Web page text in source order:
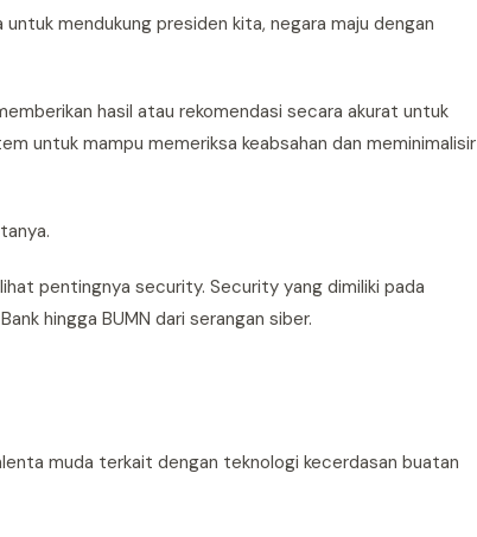
mendukung presiden kita, negara maju dengan
hasil atau rekomendasi secara akurat untuk
untuk mampu memeriksa keabsahan dan meminimalisir
pentingnya security. Security yang dimiliki pada
hingga BUMN dari serangan siber.
muda terkait dengan teknologi kecerdasan buatan